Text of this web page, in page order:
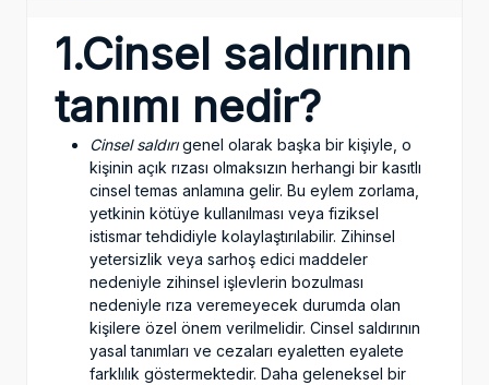
1.Cinsel saldırının
tanımı nedir?
Cinsel saldırıgenel olarak başka bir kişiyle, o
kişinin açık rızası olmaksızın herhangi bir kasıtlı
cinsel temas anlamına gelir. Bu eylem zorlama,
yetkinin kötüye kullanılması veya fiziksel
istismar tehdidiyle kolaylaştırılabilir. Zihinsel
yetersizlik veya sarhoş edici maddeler
nedeniyle zihinsel işlevlerin bozulması
nedeniyle rıza veremeyecek durumda olan
kişilere özel önem verilmelidir. Cinsel saldırının
yasal tanımları ve cezaları eyaletten eyalete
farklılık göstermektedir. Daha geleneksel bir